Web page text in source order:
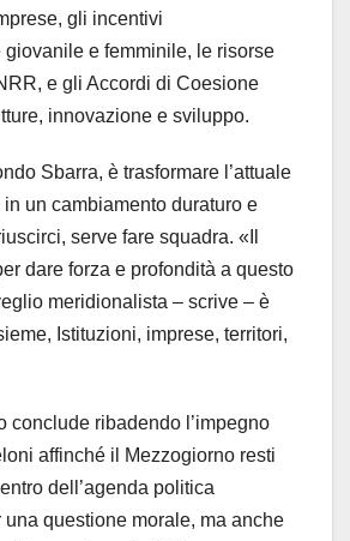
gli incentivi
giovanile e femminile, le risorse
e gli Accordi di Coesione
innovazione e sviluppo.
Sbarra, è trasformare l’attuale
un cambiamento duraturo e
serve fare squadra. «Il
dare forza e profondità a questo
meridionalista – scrive – è
Istituzioni, imprese, territori,
conclude ribadendo l’impegno
affinché il Mezzogiorno resti
dell’agenda politica
questione morale, ma anche